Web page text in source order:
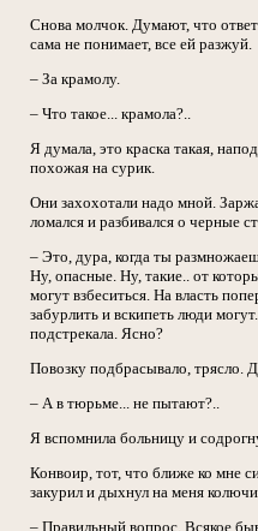
Снова молчок. Думают, что
сама не понимает, все ей разжуй.
– За крамолу.
– Что такое... крамола?..
Я думала, это краска такая,
похожая на сурик.
Они захохотали надо мной.
ломался и разбивался о черные
– Это, дура, когда ты
Ну, опасные. Ну, такие.. от
могут взбеситься. На власть
забурлить и вскипеть люди
подстрекала. Ясно?
Повозку подбрасывало, трясло.
– А в тюрьме... не пытают?..
Я вспомнила больницу и
Конвоир, тот, что ближе ко мне
закурил и дыхнул на меня
– Правильный вопрос. Всякое